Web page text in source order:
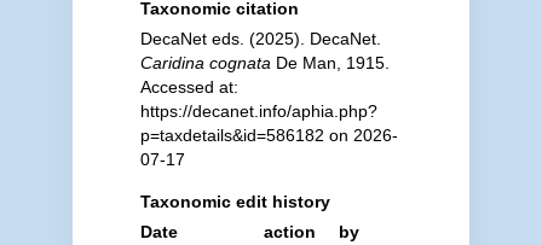
Taxonomic citation
DecaNet eds. (2025). DecaNet.
Caridina cognata De Man, 1915.
Accessed at:
https://decanet.info/aphia.php?
p=taxdetails&id=586182 on 2026-
07-17
Taxonomic edit history
Date
action
by